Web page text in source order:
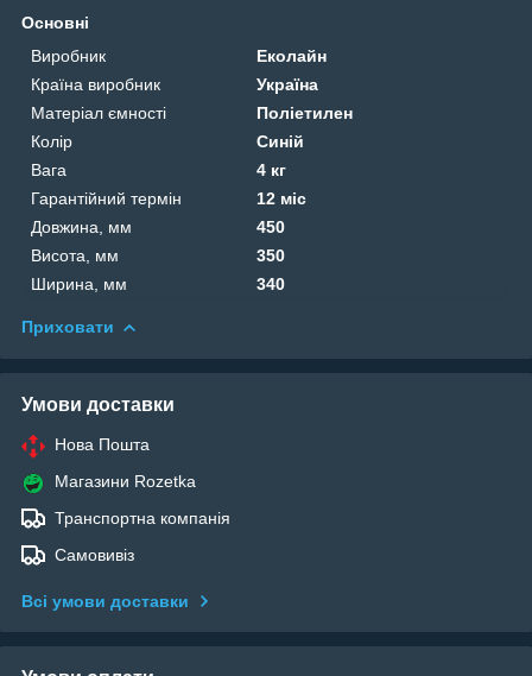
Основні
Виробник
Еколайн
Країна виробник
Україна
Матеріал ємності
Поліетилен
Колір
Синій
Вага
4 кг
Гарантійний термін
12 міс
Довжина, мм
450
Висота, мм
350
Ширина, мм
340
Приховати
Умови доставки
Нова Пошта
Магазини Rozetka
Транспортна компанія
Самовивіз
Всі умови доставки